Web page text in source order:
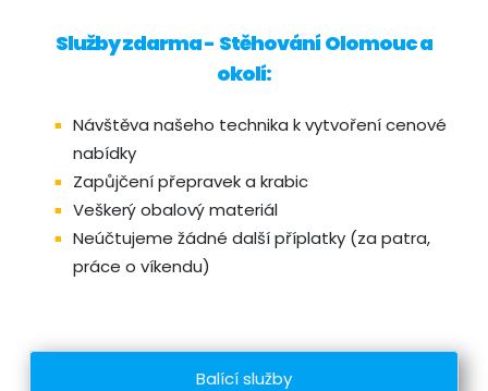
Služby zdarma - Stěhování Olomouc a
okolí:
Návštěva našeho technika k vytvoření cenové
nabídky
Zapůjčení přepravek a krabic
Veškerý obalový materiál
Neúčtujeme žádné další příplatky (za patra,
práce o víkendu)
Balící služby